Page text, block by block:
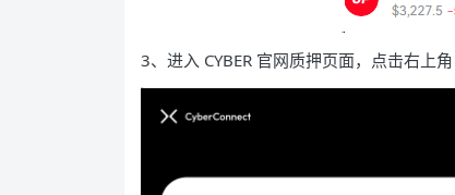
3、进入 CYBER 官网质押页面，点击右上